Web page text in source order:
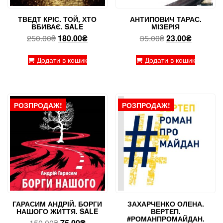
ТВЕДТ КРІС. ТОЙ, ХТО
ВБИВАЄ. SALE
250.00₴ Оригінальна
250.00₴.
180.00₴Поточна
Додати в кошик
АНТИПОВИЧ ТАРАС.
МІЗЕРІЯ
35.00₴Оригінальна
35.00₴.
23.00₴Поточна
23.00₴.
Додати в кошик
РОЗПРОДАЖ!
ГАРАСИМ АНДРІЙ. БОРГИ
НАШОГО ЖИТТЯ. SALE
РОЗПРОДАЖ!
ЗАХАРЧЕНКО ОЛЕНА.
ВЕРТЕП.
#РОМАНПРОМАЙДАН.